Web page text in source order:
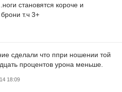
становятся короче и
т.ч 3+
сделали что ппри ношении той
процентов урона меньше.
18:09